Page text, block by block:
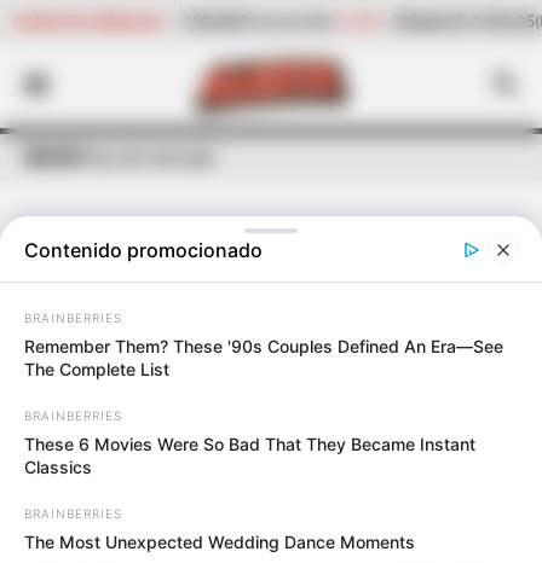
Pepino de rellenar
ÚLTIMAS NOTICIAS
DE
Contenido promocionado
BRAINBERRIES
Remember Them? These '90s Couples Defined An Era—See
The Complete List
BRAINBERRIES
These 6 Movies Were So Bad That They Became Instant
Classics
BRAINBERRIES
The Most Unexpected Wedding Dance Moments